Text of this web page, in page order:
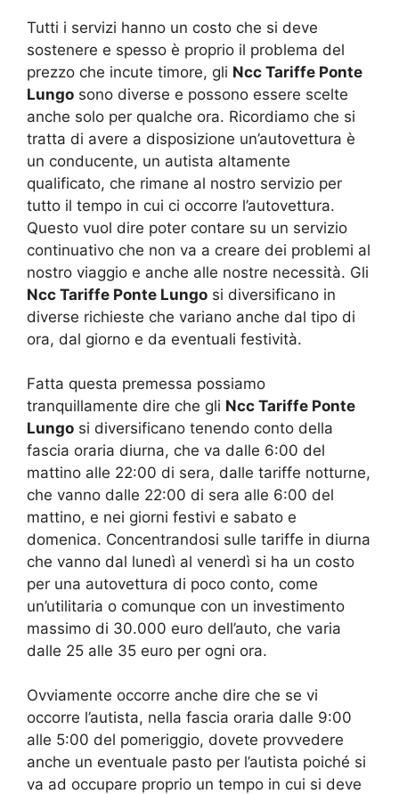
Tutti i servizi hanno un costo che si deve
sostenere e spesso è proprio il problema del
prezzo che incute timore, gli Ncc Tariffe Ponte
Lungo sono diverse e possono essere scelte
anche solo per qualche ora. Ricordiamo che si
tratta di avere a disposizione un’autovettura è
un conducente, un autista altamente
qualificato, che rimane al nostro servizio per
tutto il tempo in cui ci occorre l’autovettura.
Questo vuol dire poter contare su un servizio
continuativo che non va a creare dei problemi al
nostro viaggio e anche alle nostre necessità. Gli
Ncc Tariffe Ponte Lungo si diversificano in
diverse richieste che variano anche dal tipo di
ora, dal giorno e da eventuali festività.
Fatta questa premessa possiamo
tranquillamente dire che gli Ncc Tariffe Ponte
Lungo si diversificano tenendo conto della
fascia oraria diurna, che va dalle 6:00 del
mattino alle 22:00 di sera, dalle tariffe notturne,
che vanno dalle 22:00 di sera alle 6:00 del
mattino, e nei giorni festivi e sabato e
domenica. Concentrandosi sulle tariffe in diurna
che vanno dal lunedì al venerdì si ha un costo
per una autovettura di poco conto, come
un’utilitaria o comunque con un investimento
massimo di 30.000 euro dell’auto, che varia
dalle 25 alle 35 euro per ogni ora.
Ovviamente occorre anche dire che se vi
occorre l’autista, nella fascia oraria dalle 9:00
alle 5:00 del pomeriggio, dovete provvedere
anche un eventuale pasto per l’autista poiché si
va ad occupare proprio un tempo in cui si deve